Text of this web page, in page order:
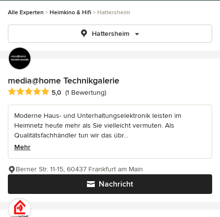
Alle Experten Heimkino & Hifi Hattersheim
Hattersheim
media@home Technikgalerie
Durchschnittliche Bewertung: 5 von 5 Sternen
5,0 (1 Bewertung)
Moderne Haus- und Unterhaltungselektronik leisten im
Heimnetz heute mehr als Sie vielleicht vermuten. Als
Qualitätsfachhändler tun wir das übr...
Mehr
Nachricht
Berner Str. 11-15, 60437 Frankfurt am Main